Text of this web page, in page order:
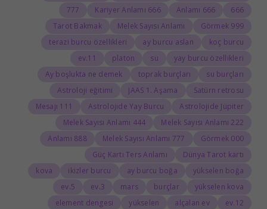
666
666 Anlamı
666 Kariyer Anlamı
777
999 Görmek
Melek Sayısı Anlamı
Tarot Bakmak
koç burcu
ay burcu aslan
terazi burcu özellikleri
yay burcu özellikleri
su
platon
11.ev
su burçları
toprak burçları
Ay boşlukta ne demek
Satürn retrosu
JAAS 1. Aşama
Astroloji eğitimi
Astrolojide Jüpiter
Astrolojide Yay Burcu
111 Mesajı
222 Melek Sayısı Anlamı
444 Melek Sayısı Anlamı
000 Görmek
777 Melek Sayısı Anlamı
888 Anlamı
Dünya Tarot kartı
Güç Kartı Ters Anlamı
yükselen boğa
ay burcu boğa
ikizler burcu
kova
yükselen kova
burçlar
mars
3.ev
5.ev
12.ev
alçalan ev
yükselen
element dengesi